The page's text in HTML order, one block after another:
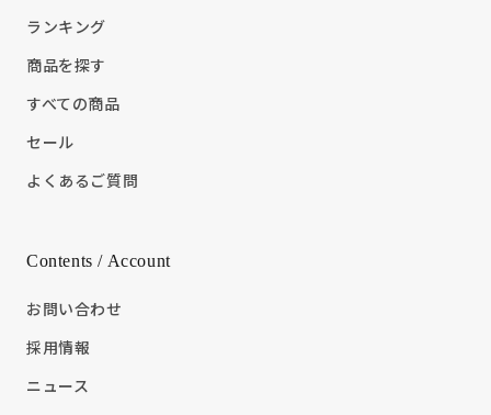
ランキング
商品を探す
すべての商品
セール
よくあるご質問
Contents / Account
お問い合わせ
採用情報
ニュース